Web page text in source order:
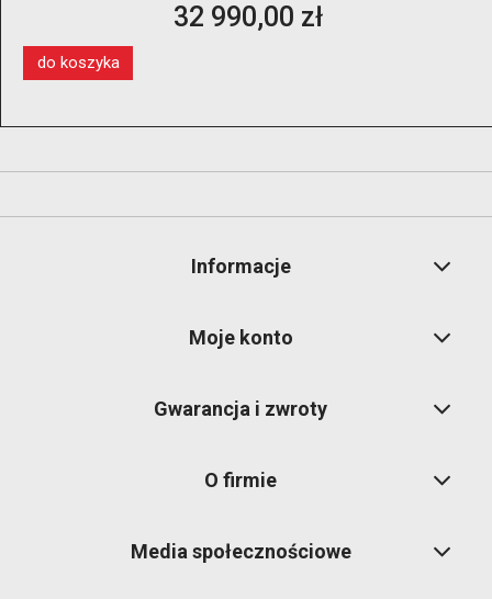
32 990,00 zł
do koszyka
Informacje
Moje konto
Gwarancja i zwroty
O firmie
Media społecznościowe